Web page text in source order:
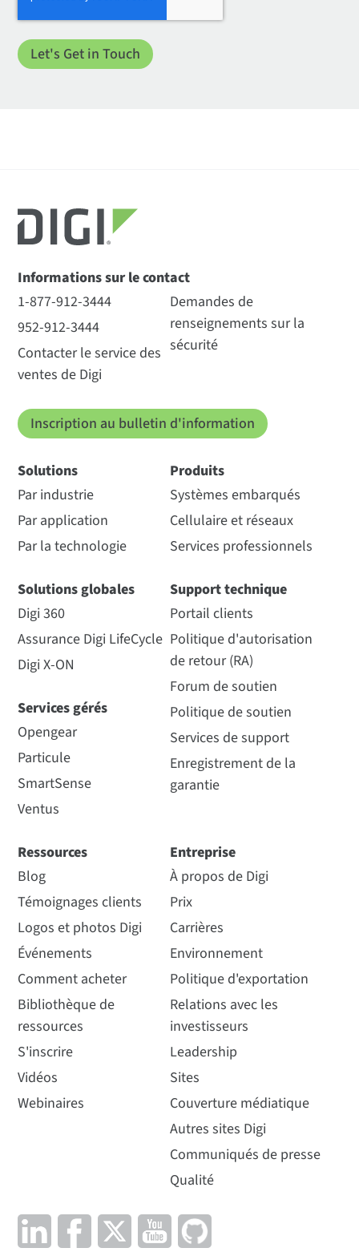
Informations sur le contact
1-877-912-3444
952-912-3444
Contacter le service des
ventes de Digi
Demandes de
renseignements sur la
sécurité
Inscription au bulletin d'information
Solutions
Par industrie
Par application
Par la technologie
Solutions globales
Digi 360
Assurance Digi LifeCycle
Digi X-ON
Services gérés
Opengear
Particule
SmartSense
Ventus
Produits
Systèmes embarqués
Cellulaire et réseaux
Services professionnels
Support technique
Portail clients
Politique d'autorisation
de retour (RA)
Forum de soutien
Politique de soutien
Services de support
Enregistrement de la
garantie
Ressources
Blog
Témoignages clients
Logos et photos Digi
Événements
Comment acheter
Bibliothèque de
ressources
S'inscrire
Vidéos
Webinaires
Entreprise
À propos de Digi
Prix
Carrières
Environnement
Politique d'exportation
Relations avec les
investisseurs
Leadership
Sites
Couverture médiatique
Autres sites Digi
Communiqués de presse
Qualité